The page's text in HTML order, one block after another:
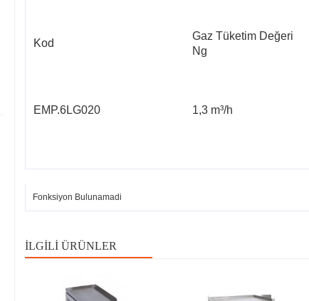
Kod
Gaz Tüketim Değeri
Ng
EMP.6LG020 1,3 m³/h
Fonksiyon Bulunamadi
İLGILI ÜRÜNLER